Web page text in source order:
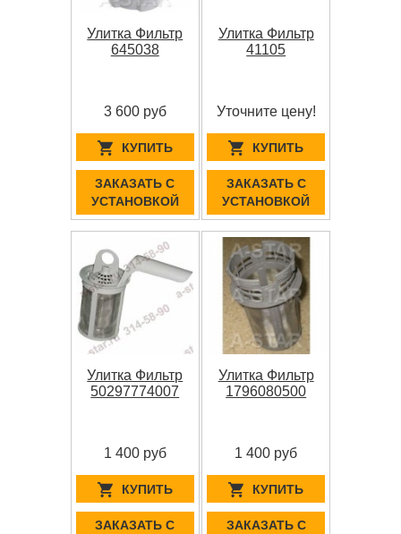
Улитка Фильтр
645038
3 600 руб
КУПИТЬ
ЗАКАЗАТЬ С
УСТАНОВКОЙ
Улитка Фильтр
41105
Уточните цену!
КУПИТЬ
ЗАКАЗАТЬ С
УСТАНОВКОЙ
Улитка Фильтр
50297774007
1 400 руб
КУПИТЬ
ЗАКАЗАТЬ С
Улитка Фильтр
1796080500
1 400 руб
КУПИТЬ
ЗАКАЗАТЬ С